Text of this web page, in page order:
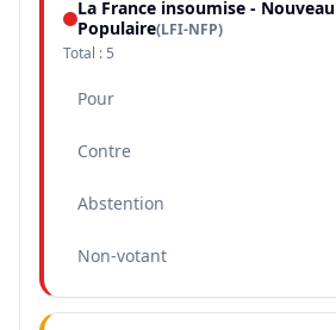
La France insoumise -
Populaire(LFI-NFP)
Total : 5
Pour
Contre
Abstention
Non-votant